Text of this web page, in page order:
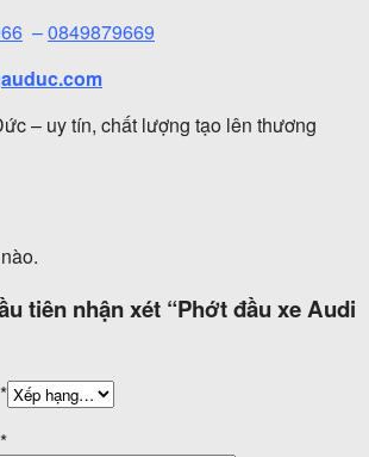
–0849879669
– uy tín, chất lượng tạo lên thương
tiên nhận xét “Phớt đầu xe Audi
*
*